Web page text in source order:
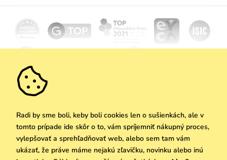
Vrátenie a reklamácia
Darčekové poukazy
Velkoobchod
We Care
Vuchlook
Predajne
Odoberať
Copyright © 2026 Vuch s.r.o. Všetky práva vyhradené. Technicky zabezpečuje
Radi by sme boli, keby boli cookies len o sušienkách, ale v
tomto prípade ide skôr o to, vám spríjemniť nákupný proces,
vylepšovať a sprehľadňovať web, alebo sem tam vám
ukázať, že práve máme nejakú zľavičku, novinku alebo inú